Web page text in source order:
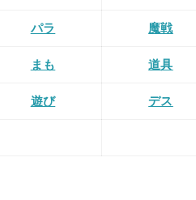
パラ 魔戦
まも 道具
遊び デス